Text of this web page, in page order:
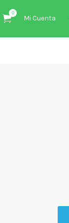
0
Mi Cuenta